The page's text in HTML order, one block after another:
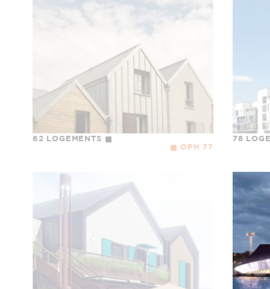
62 LOGEMENTS
OPH 77
78